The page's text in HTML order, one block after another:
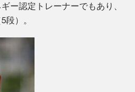
ー認定トレーナーでもあり、
段）。